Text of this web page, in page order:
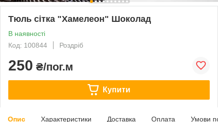
Тюль сітка "Хамелеон" Шоколад
В наявності
Код: 100844
Роздріб
250 ₴/пог.м
Купити
Опис Характеристики Доставка Оплата Умови